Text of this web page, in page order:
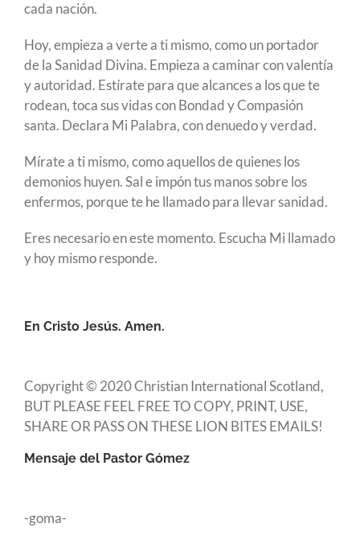
cada nación.
Hoy, empieza a verte a ti mismo, como un portador
de la Sanidad Divina. Empieza a caminar con valentía
y autoridad. Estírate para que alcances a los que te
rodean, toca sus vidas con Bondad y Compasión
santa. Declara Mi Palabra, con denuedo y verdad.
Mírate a ti mismo, como aquellos de quienes los
demonios huyen. Sal e impón tus manos sobre los
enfermos, porque te he llamado para llevar sanidad.
Eres necesario en este momento. Escucha Mi llamado
y hoy mismo responde.
En Cristo Jesús. Amen.
Copyright © 2020 Christian International Scotland,
BUT PLEASE FEEL FREE TO COPY, PRINT, USE,
SHARE OR PASS ON THESE LION BITES EMAILS!
Mensaje del Pastor Gómez
-goma-